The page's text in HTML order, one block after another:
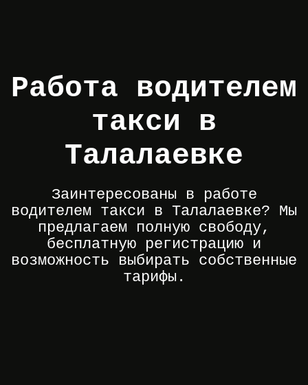
Работа водителем
такси в
Талалаевке
Заинтересованы в работе
водителем такси в Талалаевке? Мы
предлагаем полную свободу,
бесплатную регистрацию и
возможность выбирать собственные
тарифы.